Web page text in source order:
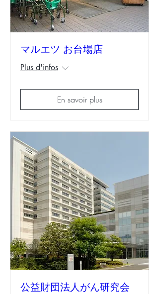
マルエツ お台場店
Plus d'infos
En savoir plus
公益財団法人がん研究会